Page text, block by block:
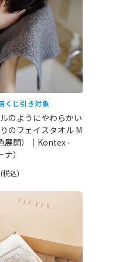
くじ引き対象
のようにやわらかい
のフェイスタオル M
展開）｜Kontex -
）
(税込)